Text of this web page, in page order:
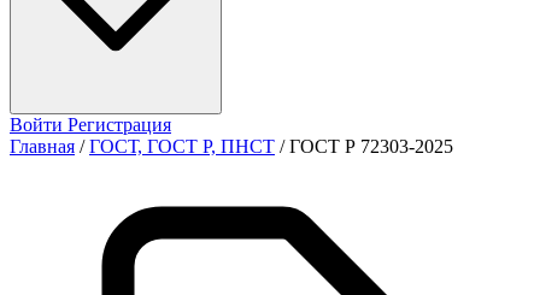
Войти Регистрация
Главная / ГОСТ, ГОСТ Р, ПНСТ / ГОСТ Р 72303-2025